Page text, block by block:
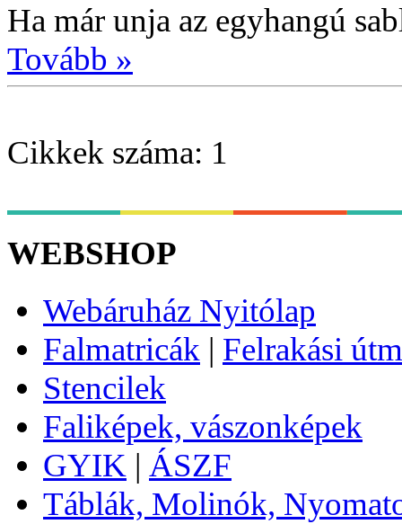
Ha már unja az egyhangú
Tovább »
Cikkek száma: 1
WEBSHOP
Webáruház Nyitólap
Falmatricák | Felrakási
Stencilek
Faliképek, vászonképek
GYIK | ÁSZF
Táblák, Molinók,